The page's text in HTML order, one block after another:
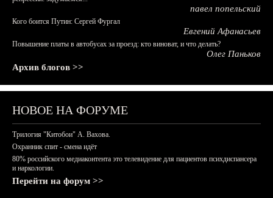
павел попельский
Кого боится Путин: Сергей Фургал
Евгений Афанасьев
Повышение платы в автобусах за проезд: кто виноват, и что делать?
Олег Паньков
Архив блогов >>
НОВОЕ НА ФОРУМЕ
Трилогия "Китобои" А. Вахова.
Охранник спит - смена идёт
80% российского медиаконтента это телевидение для пациентов психдиспансера
и наркологии.
Перейти на форум >>